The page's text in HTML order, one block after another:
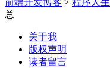
前端开发博客 > 程序人生
总
关于我
版权声明
读者留言